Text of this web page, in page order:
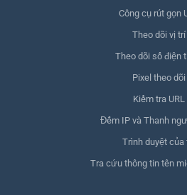
Công cụ rút gọn
Theo dõi vị trí
Theo dõi số điện
Pixel theo dõi
Kiểm tra URL
Đếm IP và Thanh
Trình duyệt của
Tra cứu thông tin tên